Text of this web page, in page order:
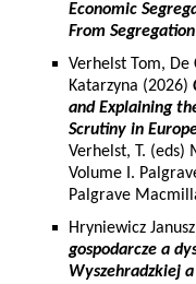
Economic
From
Verhelst Tom, De
Katarzyna (2026)
and Explaining
Scrutiny in
Verhelst, T. (eds)
Volume I.
Palgrave
Hryniewicz
gospodarcze a
Wyszehradzkiej